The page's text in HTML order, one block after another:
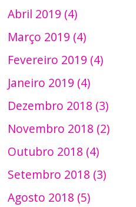
Abril 2019 (4)
Março 2019 (4)
Fevereiro 2019 (4)
Janeiro 2019 (4)
Dezembro 2018 (3)
Novembro 2018 (2)
Outubro 2018 (4)
Setembro 2018 (3)
Agosto 2018 (5)